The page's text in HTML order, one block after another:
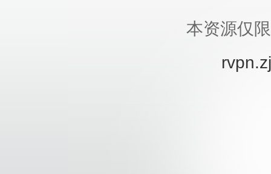
本资源仅